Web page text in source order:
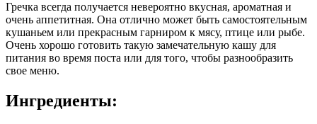
Гречка всегда получается невероятно вкусная, ароматная и
очень аппетитная. Она отлично может быть самостоятельным
кушаньем или прекрасным гарниром к мясу, птице или рыбе.
Очень хорошо готовить такую замечательную кашу для
питания во время поста или для того, чтобы разнообразить
свое меню.
Ингредиенты: